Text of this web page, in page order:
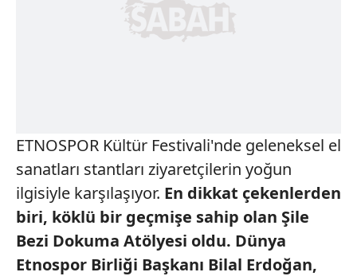
ETNOSPOR Kültür Festivali'nde geleneksel el
sanatları stantları ziyaretçilerin yoğun
ilgisiyle karşılaşıyor. En dikkat çekenlerden
biri, köklü bir geçmişe sahip olan Şile
Bezi Dokuma Atölyesi oldu. Dünya
Etnospor Birliği Başkanı Bilal Erdoğan,